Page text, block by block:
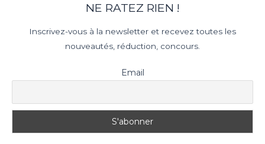
NE RATEZ RIEN !
Inscrivez-vous à la newsletter et recevez toutes les
nouveautés, réduction, concours.
Email